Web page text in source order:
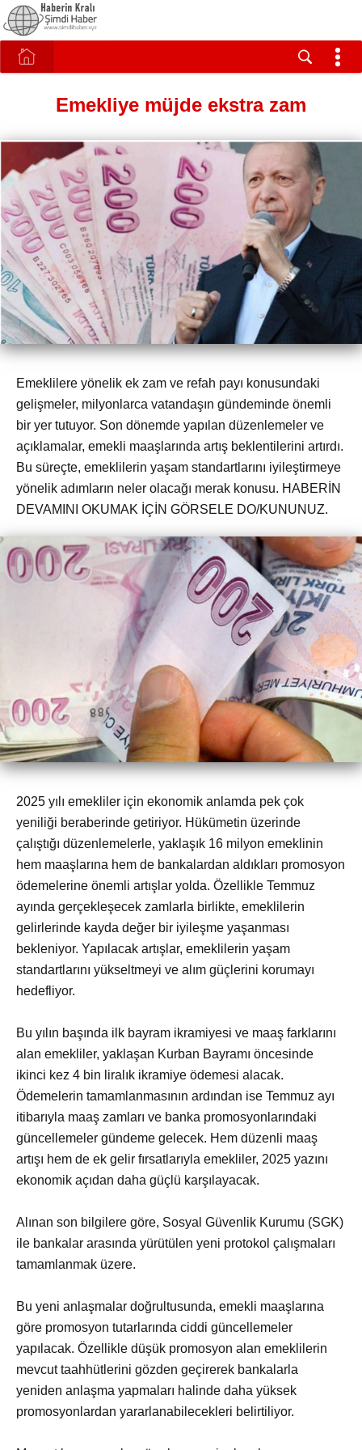
Emekliye müjde ekstra zam
​Emeklilere yönelik ek zam ve refah payı konusundaki
gelişmeler, milyonlarca vatandaşın gündeminde önemli
bir yer tutuyor. Son dönemde yapılan düzenlemeler ve
açıklamalar, emekli maaşlarında artış beklentilerini artırdı.
Bu süreçte, emeklilerin yaşam standartlarını iyileştirmeye
yönelik adımların neler olacağı merak konusu. HABERİN
DEVAMINI OKUMAK İÇİN GÖRSELE DO/KUNUNUZ.​​​​​​​​​​​​​​​​​​​​​​​​​​​​​​​​​​​​​​​​​​​​​​​​​​​​​​​​​​​​​​​​​​​​​​​​​​​​​​​​​​​​​​​​​​​​​​​​​​​​​​​​​​​​​​​​​​​​​​​​​​​​​​​​​​​​​​​​​​​​​​​​​​​​​​​​​​​​​​​​​​​​​​​​​​​​​​​​​​​​​​​​​​​​​​​​​​​​​​​​​​​​​​​​​​​​​​​​​​​​​​​​​​​​​​​​​​​​​​​​​​​​​​​​​​​​​​​​​​​​​​​​​​​​​​​​​​​​​​​​​​​​​​​​​​​​​​​​​​​​​​​​​​​​​​​​​​​​​​​​​​​​​​​​​​​​​​​​​​​​​​​​​​​​​​​​​​​​​​​​​​​​​​​​​​​​​​​​​​​​​​​​​​​​​​​​​​​​​​​​​​​​​​​​​​​​​​​​​​​​​​​​​​​​​​​​​​​​​​​​​​​​​​​​​​​​​​​​​​​​​​​​​​​​​​
2025 yılı emekliler için ekonomik anlamda pek çok
yeniliği beraberinde getiriyor. Hükümetin üzerinde
çalıştığı düzenlemelerle, yaklaşık 16 milyon emeklinin
hem maaşlarına hem de bankalardan aldıkları promosyon
ödemelerine önemli artışlar yolda. Özellikle Temmuz
ayında gerçekleşecek zamlarla birlikte, emeklilerin
gelirlerinde kayda değer bir iyileşme yaşanması
bekleniyor. Yapılacak artışlar, emeklilerin yaşam
standartlarını yükseltmeyi ve alım güçlerini korumayı
hedefliyor.
Bu yılın başında ilk bayram ikramiyesi ve maaş farklarını
alan emekliler, yaklaşan Kurban Bayramı öncesinde
ikinci kez 4 bin liralık ikramiye ödemesi alacak.
Ödemelerin tamamlanmasının ardından ise Temmuz ayı
itibarıyla maaş zamları ve banka promosyonlarındaki
güncellemeler gündeme gelecek. Hem düzenli maaş
artışı hem de ek gelir fırsatlarıyla emekliler, 2025 yazını
ekonomik açıdan daha güçlü karşılayacak.
Alınan son bilgilere göre, Sosyal Güvenlik Kurumu (SGK)
ile bankalar arasında yürütülen yeni protokol çalışmaları
tamamlanmak üzere.
Bu yeni anlaşmalar doğrultusunda, emekli maaşlarına
göre promosyon tutarlarında ciddi güncellemeler
yapılacak. Özellikle düşük promosyon alan emeklilerin
mevcut taahhütlerini gözden geçirerek bankalarla
yeniden anlaşma yapmaları halinde daha yüksek
promosyonlardan yararlanabilecekleri belirtiliyor.